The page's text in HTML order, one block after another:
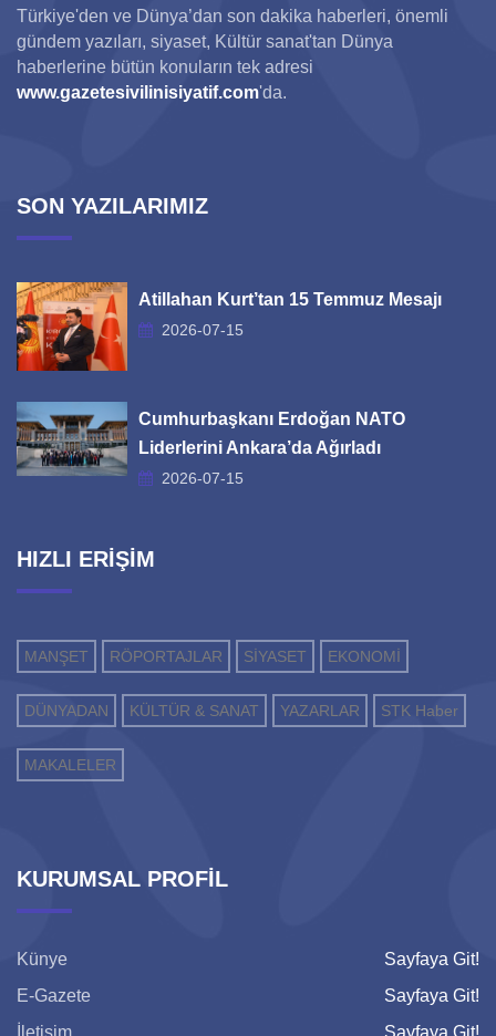
Türkiye'den ve Dünya’dan son dakika haberleri, önemli
gündem yazıları, siyaset, Kültür sanat'tan Dünya
haberlerine bütün konuların tek adresi
www.gazetesivilinisiyatif.com'da.
SON YAZILARIMIZ
Atillahan Kurt’tan 15 Temmuz Mesajı
2026-07-15
Cumhurbaşkanı Erdoğan NATO
Liderlerini Ankara’da Ağırladı
2026-07-15
HIZLI ERİŞİM
MANŞET RÖPORTAJLAR SİYASET EKONOMİ
DÜNYADAN KÜLTÜR & SANAT YAZARLAR STK Haber
MAKALELER
KURUMSAL PROFİL
Künye
Sayfaya Git!
E-Gazete
Sayfaya Git!
İletişim
Sayfaya Git!